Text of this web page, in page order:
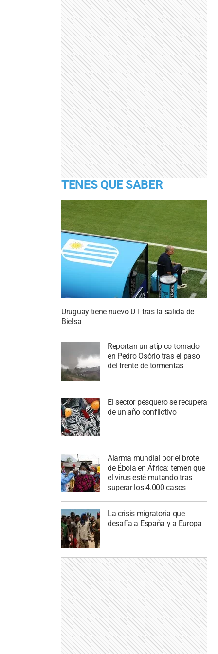
TENES QUE SABER
Uruguay tiene nuevo DT tras la salida de
Bielsa
Reportan un atípico tornado
en Pedro Osório tras el paso
del frente de tormentas
El sector pesquero se recupera
de un año conflictivo
Alarma mundial por el brote
de Ébola en África: temen que
el virus esté mutando tras
superar los 4.000 casos
La crisis migratoria que
desafía a España y a Europa